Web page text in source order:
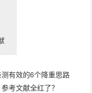
有效的6个降重思路
考文献全红了？